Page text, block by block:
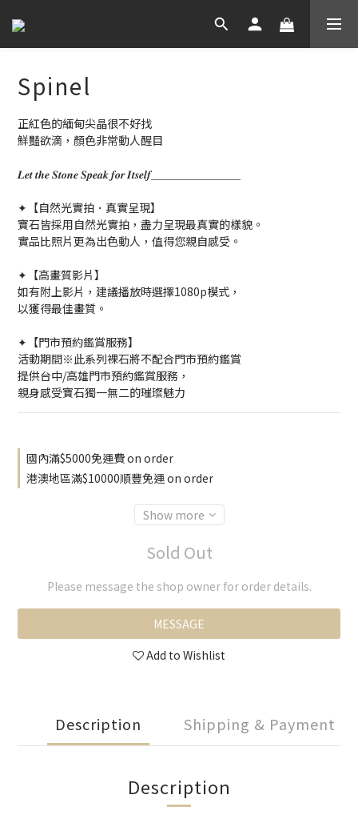
Spinel
正紅色的緬甸尖晶很不好找
鮮豔欲滴，顏色非常動人醒目
𝑳𝒆𝒕 𝒕𝒉𝒆 𝑺𝒕𝒐𝒏𝒆 𝑺𝒑𝒆𝒂𝒌 𝒇𝒐𝒓 𝑰𝒕𝒔𝒆𝒍𝒇＿＿＿＿＿＿＿＿
✦【自然光實拍．真實呈現】
寶石皆採用自然光實拍，盡力呈現最真實的樣貌。
實品比照片更為出色動人，值得您親自感受。
✦【高畫質影片】
如有附上影片，建議播放時選擇1080p模式，
以獲得最佳畫質。
✦【門市預約鑑賞服務】
活動期間※此系列裸石將不配合門市預約鑑賞
提供台中/高雄門市預約鑑賞服務，
親身感受寶石獨一無二的璀璨魅力
國內滿$5000免運費 on order
港澳地區滿$10000順豐免運 on order
Show more
Sold Out
Please message the shop owner for order details.
MESSAGE
Add to Wishlist
Description Shipping & Payment
Description